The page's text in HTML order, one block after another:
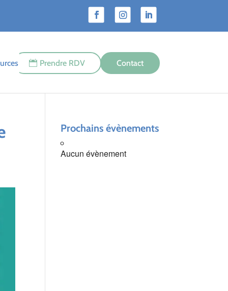
Prendre RDV Contact
Prochains évènements
Aucun évènement